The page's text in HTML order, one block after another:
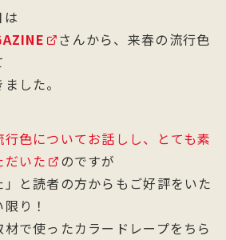
さんから、来春の流行色
した。
色についてお話しし、とても素
いた
のですが
」と読者の方からもご好評をいた
り！
で使ったカラードレープをちら